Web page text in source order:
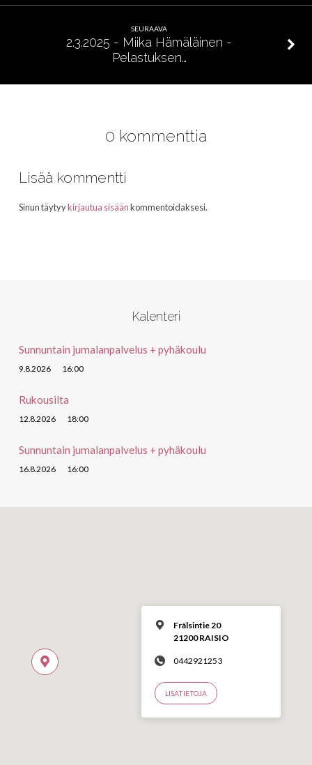
SEURAAVA
2.3.2025 - Miika Hämäläinen -
Pelastuksen…
0 kommenttia
Lisää kommentti
Sinun täytyykirjautua sisäänkommentoidaksesi.
Kalenteri
Sunnuntain jumalanpalvelus + pyhäkoulu
9.8.2026 16:00
Rukousilta
12.8.2026 18:00
Sunnuntain jumalanpalvelus + pyhäkoulu
16.8.2026 16:00
Frälsintie 20
21200 RAISIO
0442921253
LISÄTIETOJA